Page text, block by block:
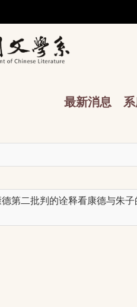
最新消息
第二批判的诠释看康德与朱